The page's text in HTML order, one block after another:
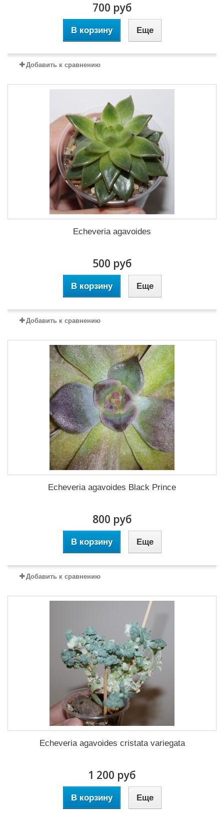
700 руб
В корзину Еще
Добавить к сравнению
Echeveria agavoides
500 руб
В корзину Еще
Добавить к сравнению
Echeveria agavoides Black Prince
800 руб
В корзину Еще
Добавить к сравнению
Echeveria agavoides cristata variegata
1 200 руб
В корзину Еще